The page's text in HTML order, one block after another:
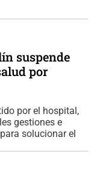
suspende
por
por el hospital,
gestiones e
solucionar el